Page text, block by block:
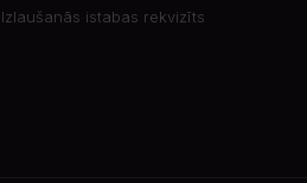
Izlaušanās istabas rekvizīts